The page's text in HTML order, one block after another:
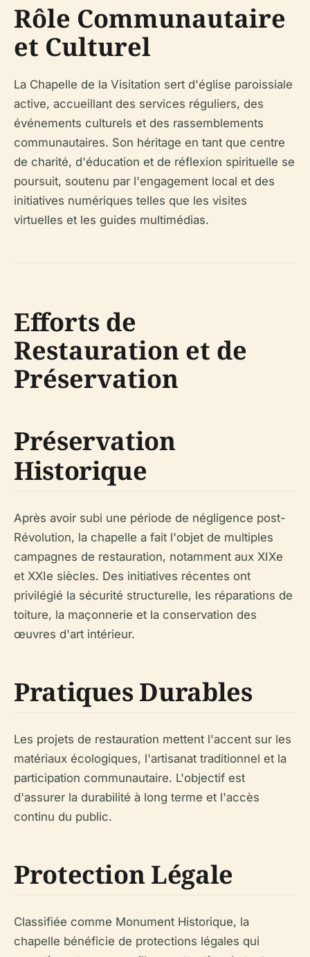
Rôle Communautaire
et Culturel
La Chapelle de la Visitation sert d'église paroissiale
active, accueillant des services réguliers, des
événements culturels et des rassemblements
communautaires. Son héritage en tant que centre
de charité, d'éducation et de réflexion spirituelle se
poursuit, soutenu par l'engagement local et des
initiatives numériques telles que les visites
virtuelles et les guides multimédias.
Efforts de
Restauration et de
Préservation
Préservation
Historique
Après avoir subi une période de négligence post-
Révolution, la chapelle a fait l'objet de multiples
campagnes de restauration, notamment aux XIXe
et XXIe siècles. Des initiatives récentes ont
privilégié la sécurité structurelle, les réparations de
toiture, la maçonnerie et la conservation des
œuvres d'art intérieur.
Pratiques Durables
Les projets de restauration mettent l'accent sur les
matériaux écologiques, l'artisanat traditionnel et la
participation communautaire. L'objectif est
d'assurer la durabilité à long terme et l'accès
continu du public.
Protection Légale
Classifiée comme Monument Historique, la
chapelle bénéficie de protections légales qui